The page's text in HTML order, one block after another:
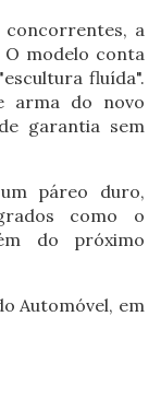
concorrentes, a
O modelo conta
fluída".
arma do novo
garantia sem
páreo duro,
como o
do próximo
Automóvel, em